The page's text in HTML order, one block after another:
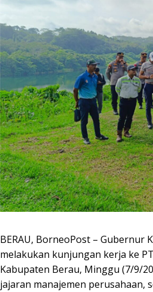
BERAU, BorneoPost – Gubernur
melakukan kunjungan kerja ke
Kabupaten Berau, Minggu (7/9/
jajaran manajemen perusahaan,